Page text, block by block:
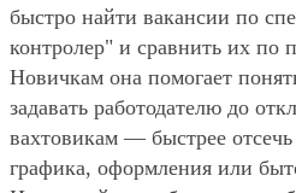
быстро найти вакансии по
контролер" и сравнить их по
Новичкам она помогает
задавать работодателю до
вахтовикам — быстрее
графика, оформления или